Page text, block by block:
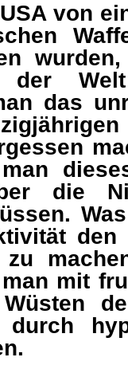
von
der
das
die
mit